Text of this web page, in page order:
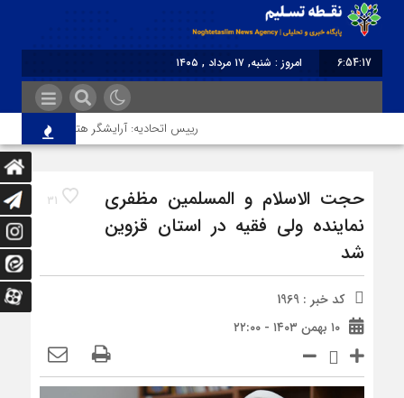
6:54:17
امروز : شنبه, ۱۷ مرداد , ۱۴۰۵
رییس اتحادیه: آرایشگر هتاک در قزوین عضو
31
حجت الاسلام و المسلمین مظفری
نماینده ولی فقیه در استان قزوین
شد
کد خبر : 1969
۱۰ بهمن ۱۴۰۳ - ۲۲:۰۰